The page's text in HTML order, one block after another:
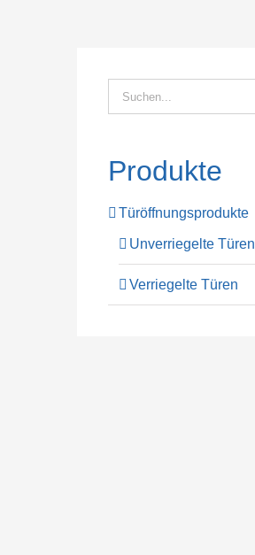
Suche
nach:
Produkte
Türöffnungsprodukte
Unverriegelte Türen
Verriegelte Türen